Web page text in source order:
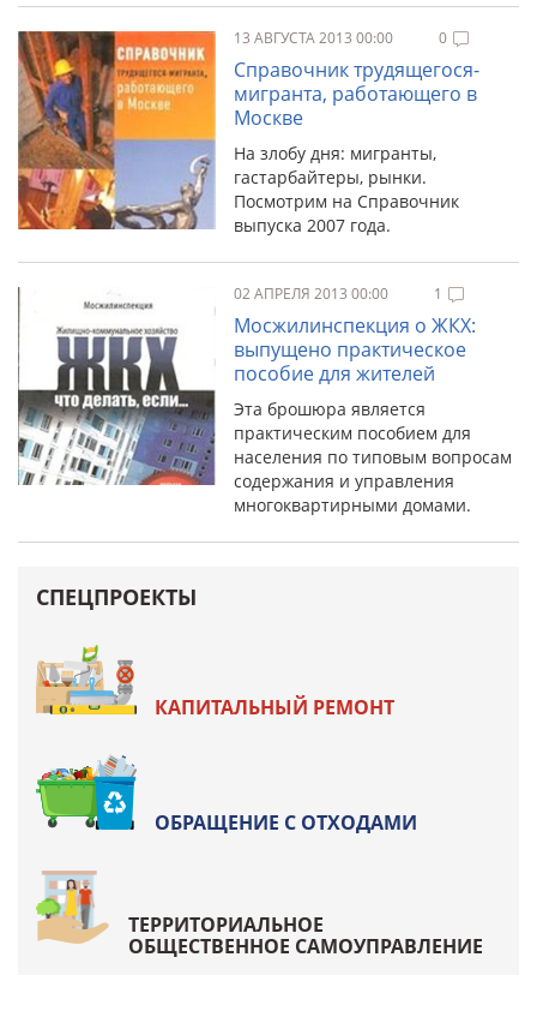
13 АВГУСТА 2013 00:00 0
Справочник трудящегося-
мигранта, работающего в
Москве
На злобу дня: мигранты,
гастарбайтеры, рынки.
Посмотрим на Справочник
выпуска 2007 года.
02 АПРЕЛЯ 2013 00:00 1
Мосжилинспекция о ЖКХ:
выпущено практическое
пособие для жителей
Эта брошюра является
практическим пособием для
населения по типовым вопросам
содержания и управления
многоквартирными домами.
СПЕЦПРОЕКТЫ
КАПИТАЛЬНЫЙ РЕМОНТ
ОБРАЩЕНИЕ С ОТХОДАМИ
ТЕРРИТОРИАЛЬНОЕ
ОБЩЕСТВЕННОЕ САМОУПРАВЛЕНИЕ